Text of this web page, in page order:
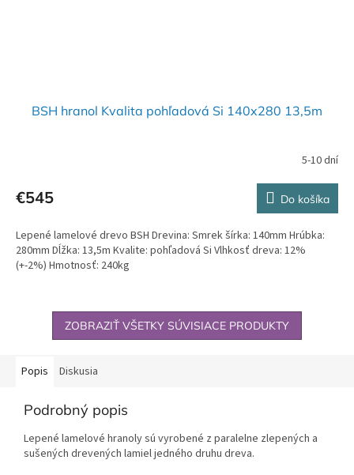
BSH hranol Kvalita pohľadová Si 140x280 13,5m
5-10 dní
€545 Do košíka
Lepené lamelové drevo BSH Drevina: Smrek šírka: 140mm Hrúbka:
280mm Dĺžka: 13,5m Kvalite: pohľadová Si Vlhkosť dreva: 12%
(+-2%) Hmotnosť: 240kg
ZOBRAZIŤ VŠETKY SÚVISIACE PRODUKTY
Popis Diskusia
Podrobný popis
Lepené lamelové hranoly sú vyrobené z paralelne zlepených a
sušených drevených lamiel jedného druhu dreva.